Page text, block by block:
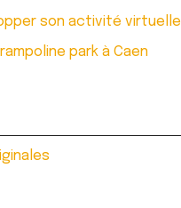
son activité virtuelle
park à Caen